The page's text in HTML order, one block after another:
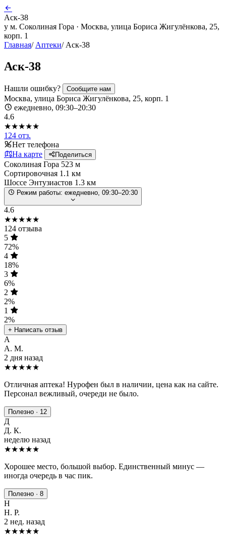
Аск-38
у м. Соколиная Гора · Москва, улица Бориса Жигулёнкова, 25,
корп. 1
Главная/ Аптеки/ Аск-38
Аск-38
Нашли ошибку? Сообщите нам
Москва, улица Бориса Жигулёнкова, 25, корп. 1
ежедневно, 09:30–20:30
4.6
★★★★★
124 отз.
Нет телефона
На карте
Поделиться
Соколиная Гора 523 м
Сортировочная 1.1 км
Шоссе Энтузиастов 1.3 км
Режим работы: ежедневно, 09:30–20:30
4.6
★★★★★
124 отзыва
5
72%
4
18%
3
6%
2
2%
1
2%
+ Написать отзыв
А
А. М.
2 дня назад
★★★★★
Отличная аптека! Нурофен был в наличии, цена как на сайте.
Персонал вежливый, очереди не было.
Полезно · 12
Д
Д. К.
неделю назад
★★★★★
Хорошее место, большой выбор. Единственный минус —
иногда очередь в час пик.
Полезно · 8
Н
Н. Р.
2 нед. назад
★★★★★